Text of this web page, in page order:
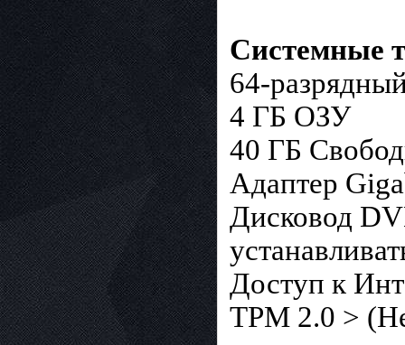
Системные
64-
4 ГБ ОЗУ
40 ГБ
Адаптер
Дисковод
Доступ к
TPM 2.0 >